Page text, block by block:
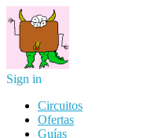
Sign in
Circuitos
Ofertas
Guías